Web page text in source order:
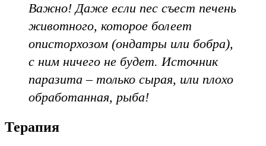
Важно! Даже если пес съест печень
животного, которое болеет
описторхозом (ондатры или бобра),
с ним ничего не будет. Источник
паразита – только сырая, или плохо
обработанная, рыба!
Терапия